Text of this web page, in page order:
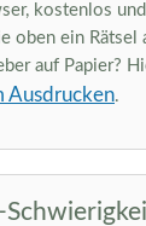
kostenlos
oben ein Rätsel
auf Papier?
Ausdrucken.